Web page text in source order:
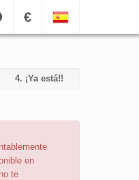
€
4. ¡Ya está!!
en
te